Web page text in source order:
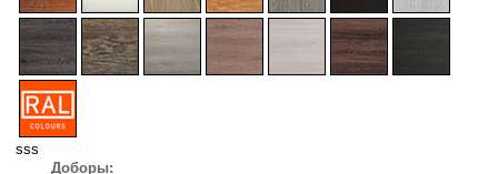
sss
Доборы: